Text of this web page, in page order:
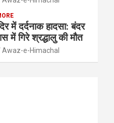
में दर्दनाक हादसा: बंदर
में गिरे श्रद्धालु की मौत
Awaz-e-Himachal